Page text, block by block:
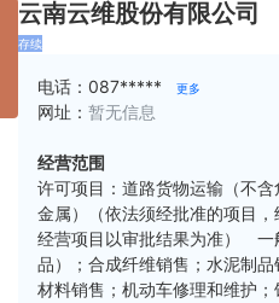
云南云维股份有限公司
存续
电话： 087***** 更多
网址： 暂无信息
经营范围
许可项目：道路货物运输（不
金属）（依法须经批准的项目
经营项目以审批结果为准） 一
品）；合成纤维销售；水泥制
材料销售；机动车修理和维护